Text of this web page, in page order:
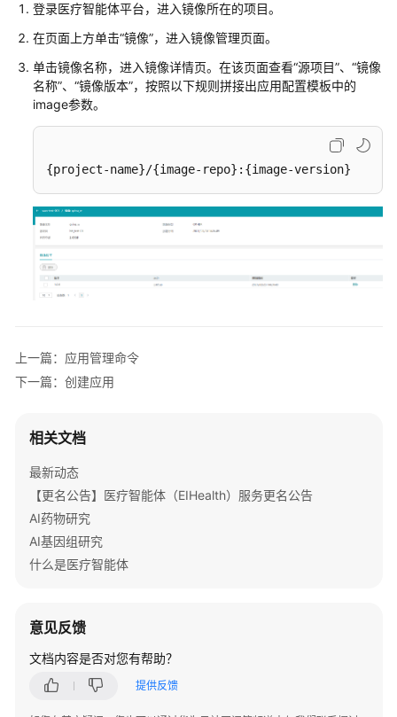
令
行
工
具
eihealth-
统
设
置
命
令
项
理
命
数
管
理
命
数
管
理
令
required: true
concurrent: vars_iter
values:
# 参数
- 'gwj-test-01:/test'
# 参
pattern:
required: true
# 参
description:
''
-
outputs:
-
name: 'output-dir'
required:
values:
- '/output'
登录医疗智能体平台，进入镜像所在的项目。
在页面上方单击“镜像”，进入镜像管理页面。
单击镜像名称，进入镜像详情页。在该页面查看“源项目”、 “镜像
名称”、 “镜像版本”，按照以下规则拼接出应用配置模板中的
image参数。
{project-name}/{image-repo}:{image-version}
上一篇：应用管理命令
下一篇：创建应用
相关文档
最新动态
【更名公告】医疗智能体（EIHealth）服务更名公告
AI药物研究
AI基因组研究
什么是医疗智能体
意见反馈
文档内容是否对您有帮助？
提供反馈